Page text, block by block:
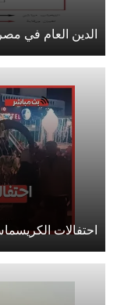
الدين العام في
احتفالات